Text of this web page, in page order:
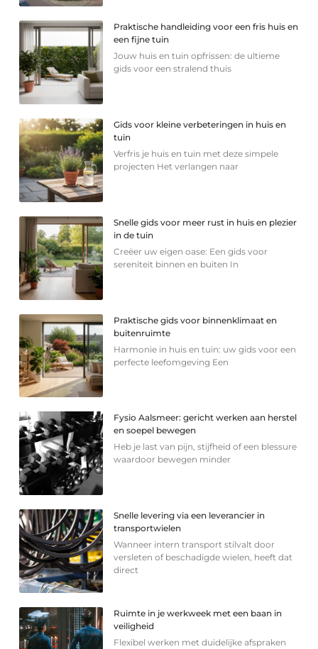
Praktische handleiding voor een fris huis en
een fijne tuin
Jouw huis en tuin opfrissen: de ultieme
gids voor een stralend thuis
Gids voor kleine verbeteringen in huis en
tuin
Verfris je huis en tuin met deze simpele
projecten Het verlangen naar
Snelle gids voor meer rust in huis en plezier
in de tuin
Creëer uw eigen oase: Een gids voor
sereniteit binnen en buiten In
Praktische gids voor binnenklimaat en
buitenruimte
Harmonie in huis en tuin: uw gids voor een
perfecte leefomgeving Een
Fysio Aalsmeer: gericht werken aan herstel
en soepel bewegen
Heb je last van pijn, stijfheid of een blessure
waardoor bewegen minder
Snelle levering via een leverancier in
transportwielen
Wanneer intern transport stilvalt door
versleten of beschadigde wielen, heeft dat
direct
Ruimte in je werkweek met een baan in
veiligheid
Flexibel werken met duidelijke afspraken